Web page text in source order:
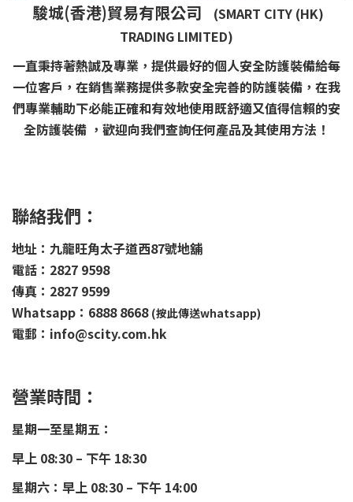
駿城(香港)貿易有限公司
(SMART CITY (HK)
TRADING LIMITED)
一直秉持著熱誠及專業，提供最好的個人安全防護裝備給每
一位客戶，在銷售業務提供多款安全完善的防護裝備，在我
們專業輔助下必能正確和有效地使用既舒適又值得信賴的安
全防護裝備 ，歡迎向我們查詢任何產品及其使用方法！
聯絡我們：
地址：九龍旺角太子道西87號地舖
電話：2827 9598
傳真：2827 9599
Whatsapp：6888 8668 (按此傳送whatsapp)
電郵：info@scity.com.hk
營業時間：
星期一至星期五：
早上 08:30 – 下午 18:30
星期六：早上 08:30 – 下午 14:00